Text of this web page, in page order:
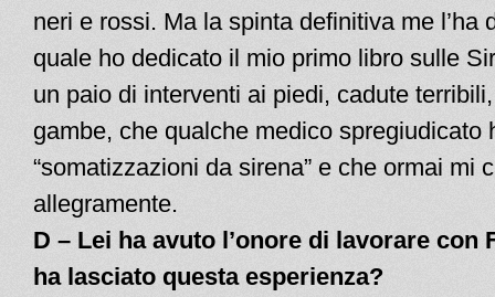
neri e rossi. Ma la spinta definitiva me l’ha
quale ho dedicato il mio primo libro sulle
un paio di interventi ai piedi, cadute
gambe, che qualche medico spregiudicato
“somatizzazioni da sirena” e che ormai mi
allegramente.
D – Lei ha avuto l’onore di lavorare
ha lasciato questa esperienza?